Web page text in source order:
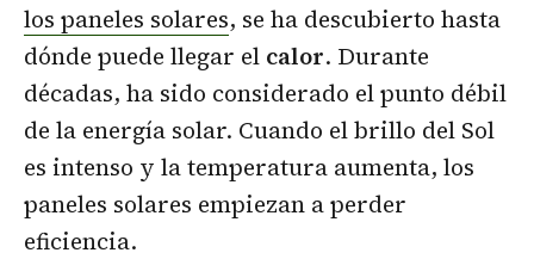
los paneles solares, se ha descubierto hasta
dónde puede llegar el calor. Durante
décadas, ha sido considerado el punto débil
de la energía solar. Cuando el brillo del Sol
es intenso y la temperatura aumenta, los
paneles solares empiezan a perder
eficiencia.